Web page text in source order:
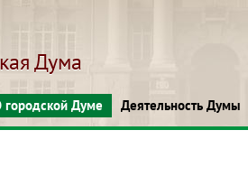
Дума
городской Думе Деятельность Думы